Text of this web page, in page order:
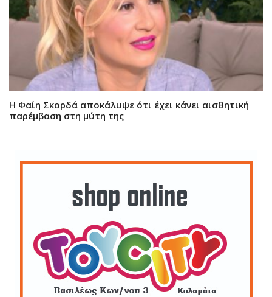
Η Φαίη Σκορδά αποκάλυψε ότι έχει κάνει αισθητική
παρέμβαση στη μύτη της